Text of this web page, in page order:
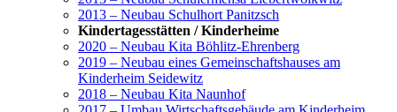
2013 – Neubau Schulhort Panitzsch
Kindertagesstätten / Kinderheime
2020 – Neubau Kita Böhlitz-Ehrenberg
2019 – Neubau eines Gemeinschaftshauses am
Kinderheim Seidewitz
2018 – Neubau Kita Naunhof